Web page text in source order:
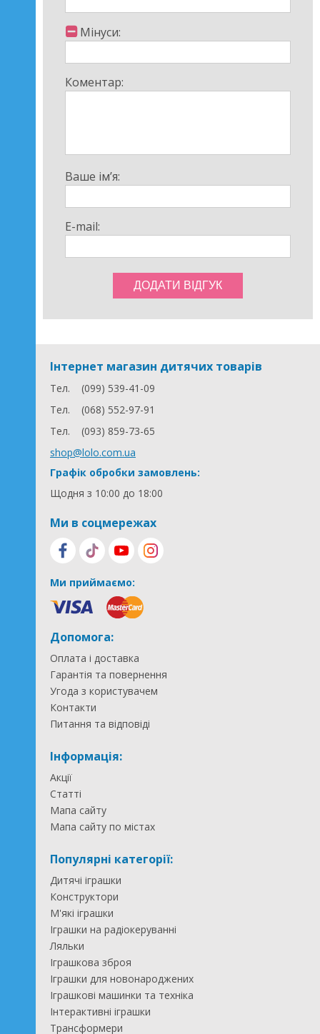
Мінуси:
Коментар:
Ваше ім’я:
E-mail:
Інтернет магазин дитячих товарів
Тел.
(099) 539-41-09
Тел.
(068) 552-97-91
Тел.
(093) 859-73-65
shop@lolo.com.ua
Графік обробки замовлень:
Щодня з 10:00 до 18:00
Ми в соцмережах
Ми приймаємо:
Допомога:
Оплата і доставка
Гарантія та повернення
Угода з користувачем
Контакти
Питання та відповіді
Інформація:
Акції
Статті
Мапа сайту
Мапа сайту по містах
Популярні категорії:
Дитячі іграшки
Конструктори
М'які іграшки
Іграшки на радіокеруванні
Ляльки
Іграшкова зброя
Іграшки для новонароджених
Іграшкові машинки та техніка
Інтерактивні іграшки
Трансформери